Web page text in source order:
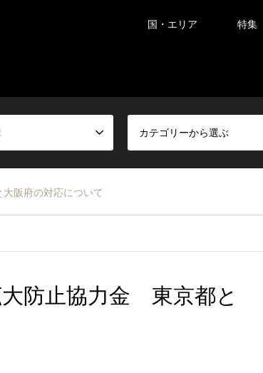
国・エリア 特集
カテゴリーから選ぶ
阪府の対応について
大防止協力金 東京都と